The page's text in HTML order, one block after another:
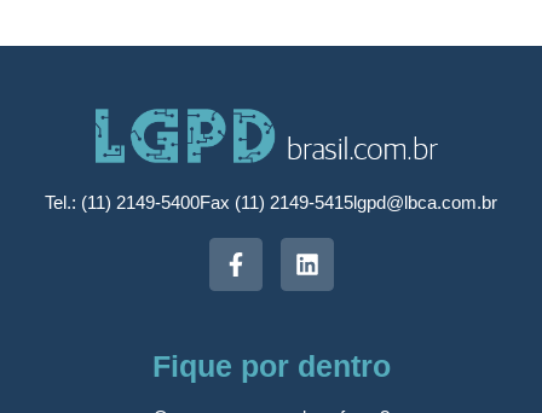
Tel.: (11) 2149-5400Fax (11) 2149-5415lgpd@lbca.com.br
Fique por dentro